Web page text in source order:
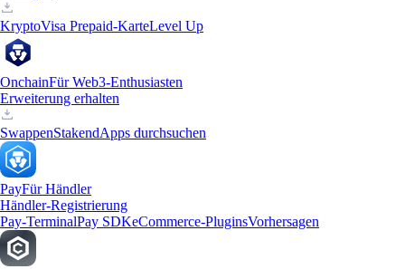
KryptoVisa Prepaid-KarteLevel Up
OnchainFür Web3-Enthusiasten
Erweiterung erhalten
SwappenStakendApps durchsuchen
PayFür Händler
Händler-Registrierung
Pay-TerminalPay SDKeCommerce-PluginsVorhersagen